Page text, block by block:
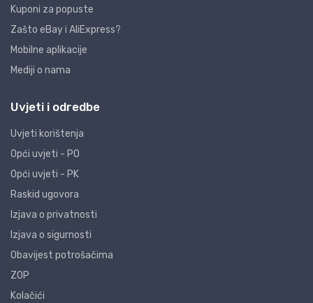
Kuponi za popuste
Zašto eBay i AliExpress?
Mobilne aplikacije
Mediji o nama
Uvjeti i odredbe
Uvjeti korištenja
Opći uvjeti - PO
Opći uvjeti - PK
Raskid ugovora
Izjava o privatnosti
Izjava o sigurnosti
Obavijest potrošačima
ZOP
Kolačići